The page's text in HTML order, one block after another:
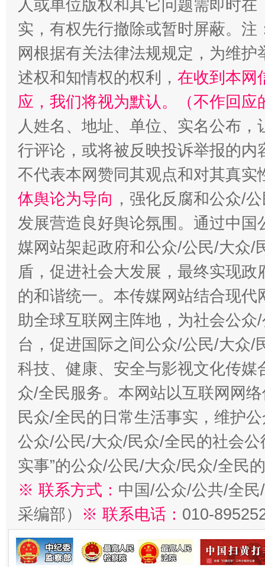
人或单位版权和其它问题需即时在
实，有权先行撤除或暂时屏蔽。
网根据有关法律法规规定，为维
述权和知情权的权利， 在收到本网
应，我们将视为默认。（不作回应
人姓名、地址、单位、实名公布
行评论，或将被反映投诉举报的
不代表本网赞同其观点和对其真实
体舆论为导向 ，强化反腐和公众/
发展营造良好舆论氛围。通过中
媒网站架起政府和公众/公民/大众/
盾，促进社会大发展，最终实现
的和谐统一。本传媒网站结合现
助全球互联网主阵地，为社会公
台，促进国际之间公众/公民/大众/
科技、健康、安全与影视文化传
众/全民服务。本网站以互联网网
民众/全民的日常生活事实，维护
公众/公民/大众/民众/全民的社会公
实事”的公众/公民/大众/民众/全民
※ 联系方式： 中国/公众/公共/全
采编部） ※ 联系电话： 010-